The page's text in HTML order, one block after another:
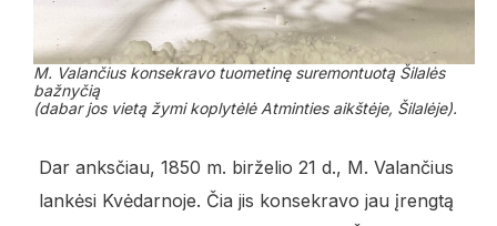
M. Valančius konsekravo tuometinę suremontuotą Šilalės
bažnyčią
(dabar jos vietą žymi koplytėlė Atminties aikštėje, Šilalėje).
Dar anksčiau, 1850 m. birželio 21 d., M. Valančius
lankėsi Kvėdarnoje. Čia jis konsekravo jau įrengtą